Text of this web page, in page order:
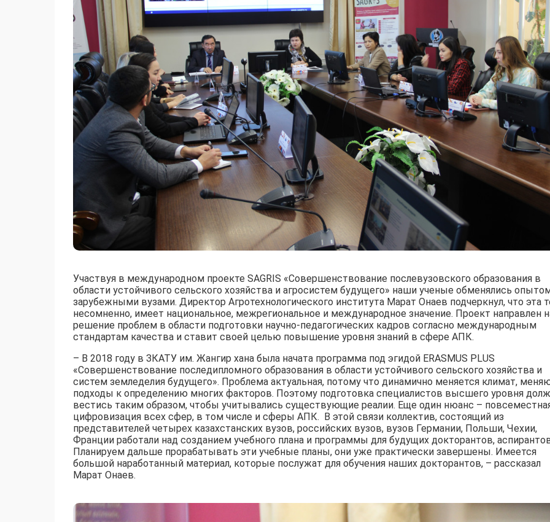
Участвуя в международном проекте SAGRIS «Совершенствование послевузовского образования в
области устойчивого сельского хозяйства и агросистем будущего» наши ученые обменялись
зарубежными вузами. Директор Агротехнологического института Марат Онаев подчеркнул, что эта
несомненно, имеет национальное, межрегиональное и международное значение. Проект направлен
решение проблем в области подготовки научно-педагогических кадров согласно международным
стандартам качества и ставит своей целью повышение уровня знаний в сфере АПК.
– В 2018 году в ЗКАТУ им. Жангир хана была начата программа под эгидой ERASMUS PLUS
«Совершенствование последипломного образования в области устойчивого сельского хозяйства и
систем земледелия будущего». Проблема актуальная, потому что динамично меняется климат,
подходы к определению многих факторов. Поэтому подготовка специалистов высшего уровня
вестись таким образом, чтобы учитывались существующие реалии. Еще один нюанс –
цифровизация всех сфер, в том числе и сферы АПК. В этой связи коллектив, состоящий из
представителей четырех казахстанских вузов, российских вузов, вузов Германии, Польши, Чехии,
Франции работали над созданием учебного плана и программы для будущих докторантов,
Планируем дальше прорабатывать эти учебные планы, они уже практически завершены. Имеется
большой наработанный материал, которые послужат для обучения наших докторантов, – рассказал
Марат Онаев.